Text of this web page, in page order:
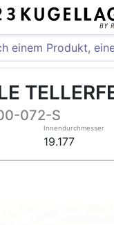
072-S
Innendurchmesser
19.177